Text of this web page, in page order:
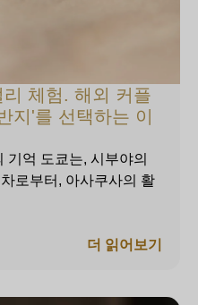
체험. 해외 커플
지'를 선택하는 이
기억 도쿄는, 시부야의
로부터, 아사쿠사의 활
더 읽어보기